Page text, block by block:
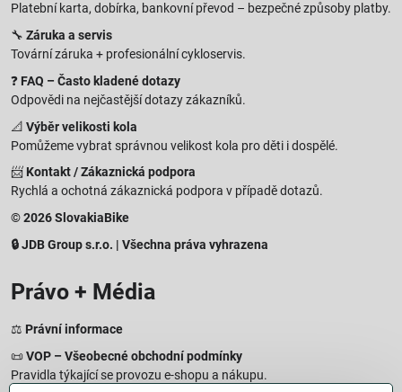
Platební karta, dobírka, bankovní převod – bezpečné způsoby platby.
🔧 Záruka a servis
Tovární záruka + profesionální cykloservis.
❓ FAQ – Často kladené dotazy
Odpovědi na nejčastější dotazy zákazníků.
📐 Výběr velikosti kola
Pomůžeme vybrat správnou velikost kola pro děti i dospělé.
📨 Kontakt / Zákaznická podpora
Rychlá a ochotná zákaznická podpora v případě dotazů.
© 2026 SlovakiaBike
🔒 JDB Group s.r.o. | Všechna práva vyhrazena
Právo + Média
⚖️ Právní informace
📜VOP – Všeobecné obchodní podmínky
Pravidla týkající se provozu e-shopu a nákupu.